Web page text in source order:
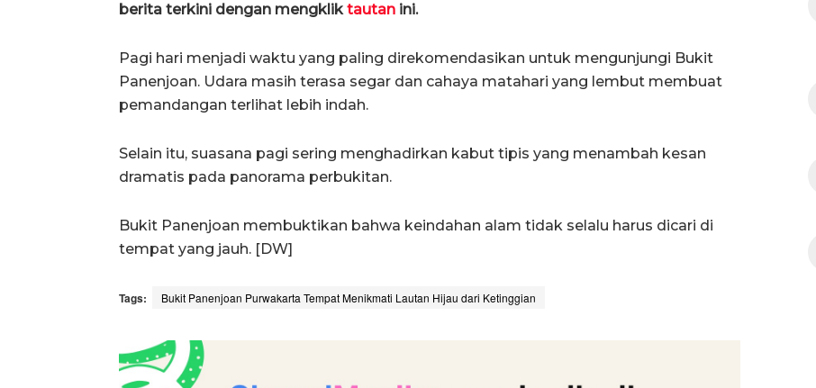
berita terkini dengan mengkliktautan ini.
Pagi hari menjadi waktu yang paling direkomendasikan untuk mengunjungi Bukit
Panenjoan. Udara masih terasa segar dan cahaya matahari yang lembut membuat
pemandangan terlihat lebih indah.
Selain itu, suasana pagi sering menghadirkan kabut tipis yang menambah kesan
dramatis pada panorama perbukitan.
Bukit Panenjoan membuktikan bahwa keindahan alam tidak selalu harus dicari di
tempat yang jauh. [DW]
Tags: Bukit Panenjoan Purwakarta Tempat Menikmati Lautan Hijau dari Ketinggian